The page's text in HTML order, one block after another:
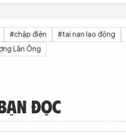
#chập điện #tai nạn lao động
Lãn Ông
ĐỌC